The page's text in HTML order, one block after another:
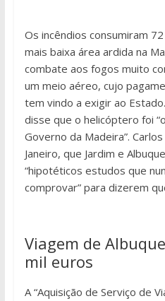
Os incêndios consumiram
mais baixa área ardida na
combate aos fogos muito
um meio aéreo, cujo
tem vindo a exigir ao
disse que o helicóptero foi
Governo da Madeira”.
Janeiro, que Jardim e
“hipotéticos estudos que
comprovar” para dizerem
Viagem de
mil euros
A “Aquisição de Serviço de